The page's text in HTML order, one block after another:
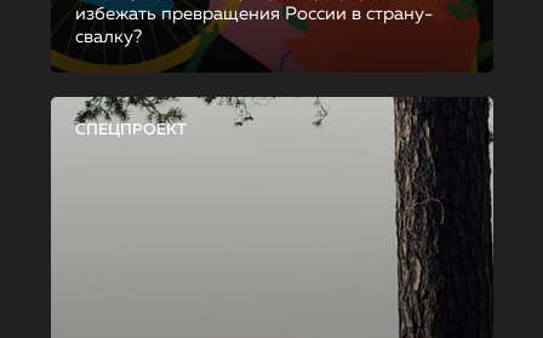
избежать превращения России в страну-
свалку?
СПЕЦПРОЕКТ